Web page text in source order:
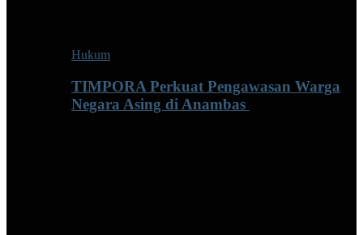
Hukum
TIMPORA Perkuat Pengawasan Warga
Negara Asing di Anambas ‎